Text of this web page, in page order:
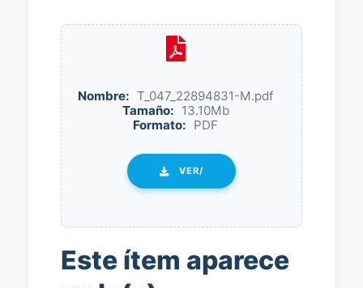
Nombre: T_047_22894831-M.pdf
Tamaño: 13.10Mb
Formato: PDF
VER/
Este ítem aparece